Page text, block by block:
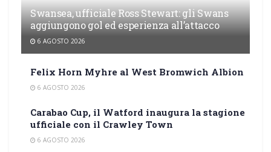
Swansea, ufficiale Ross Stewart: gli Swans
aggiungono gol ed esperienza all’attacco
6 AGOSTO 2026
Felix Horn Myhre al West Bromwich Albion
6 AGOSTO 2026
Carabao Cup, il Watford inaugura la stagione
ufficiale con il Crawley Town
6 AGOSTO 2026